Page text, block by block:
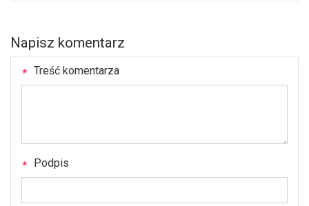
Napisz komentarz
Treść komentarza
Podpis